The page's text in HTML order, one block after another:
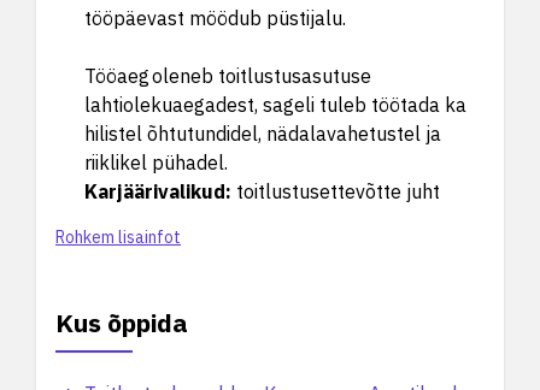
tööpäevast möödub püstijalu.
Tööaeg oleneb toitlustusasutuse
lahtiolekuaegadest, sageli tuleb töötada ka
hilistel õhtutundidel, nädalavahetustel ja
riiklikel pühadel.
Karjäärivalikud: toitlustusettevõtte juht
Rohkem lisainfot
Kus õppida